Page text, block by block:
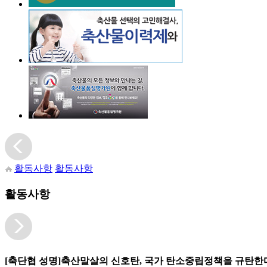
활동사항 활동사항
활동사항
[축단협 성명]축산말살의 신호탄, 국가 탄소중립정책을 규탄한